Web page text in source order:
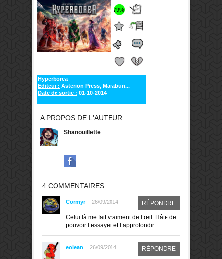
79%
Hyperborea
Editeur : Asterion Press, Marabun...
Date de sortie : 01-10-2014
A PROPOS DE L'AUTEUR
Shanouillette
4 COMMENTAIRES
Cormyr 26/09/2014 RÉPONDRE
Celui là me fait vraiment de l’œil. Hâte de
pouvoir l’essayer et l’approfondir.
eolean 26/09/2014 RÉPONDRE